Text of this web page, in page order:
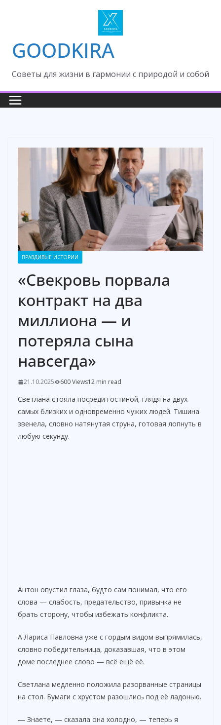
GOODKIRA
Cоветы для жизни в гармонии с природой и собой
ПРАВДИВЫЕ ИСТОРИИ
«Свекровь порвала
контракт на два
миллиона — и
потеряла сына
навсегда»
21.10.2025 600 Views12 min read
Светлана стояла посреди гостиной, глядя на двух
самых близких и одновременно чужих людей. Тишина
звенела, словно натянутая струна, готовая лопнуть в
любую секунду.
Антон опустил глаза, будто сам понимал, что его
слова — слабость, предательство, привычка не
брать сторону, чтобы избежать конфликта.
А Лариса Павловна уже с гордым видом выпрямилась,
словно победительница, доказавшая, что в этом
доме последнее слово — всё ещё её.
Светлана медленно положила разорванные страницы
на стол. Бумаги с хрустом разошлись под её ладонью.
— Знаете, — сказала она холодно, — теперь я